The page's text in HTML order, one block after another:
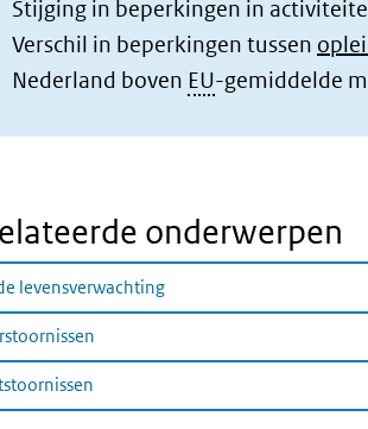
Stijging in beperkingen in
Verschil in beperkingen tussen
Nederland boven EU-gemiddelde
onderwerpen
levensverwachting